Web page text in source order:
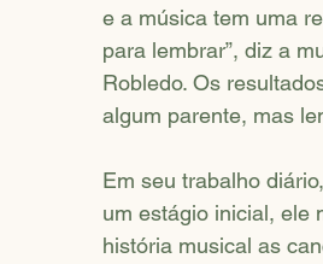
e a música tem uma
para lembrar”, diz a
Robledo. Os
algum parente, mas
Em seu trabalho
um estágio inicial, ele
história musical as